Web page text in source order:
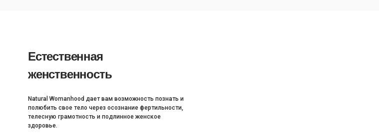
Естественная
женственность
Natural Womanhood дает вам возможность познать и
полюбить свое тело через осознание фертильности,
телесную грамотность и подлинное женское
здоровье.